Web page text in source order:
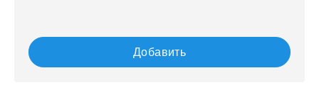
Добавить